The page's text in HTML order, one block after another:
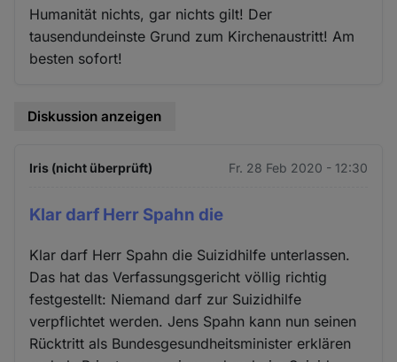
Humanität nichts, gar nichts gilt! Der
tausendundeinste Grund zum Kirchenaustritt! Am
besten sofort!
Diskussion anzeigen
Iris (nicht überprüft) Fr. 28 Feb 2020 - 12:30
Klar darf Herr Spahn die
Klar darf Herr Spahn die Suizidhilfe unterlassen.
Das hat das Verfassungsgericht völlig richtig
festgestellt: Niemand darf zur Suizidhilfe
verpflichtet werden. Jens Spahn kann nun seinen
Rücktritt als Bundesgesundheitsminister erklären